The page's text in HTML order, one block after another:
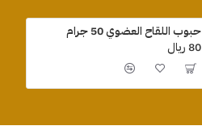
حبوب اللقاح العضوي 50 جرام
80 ريال